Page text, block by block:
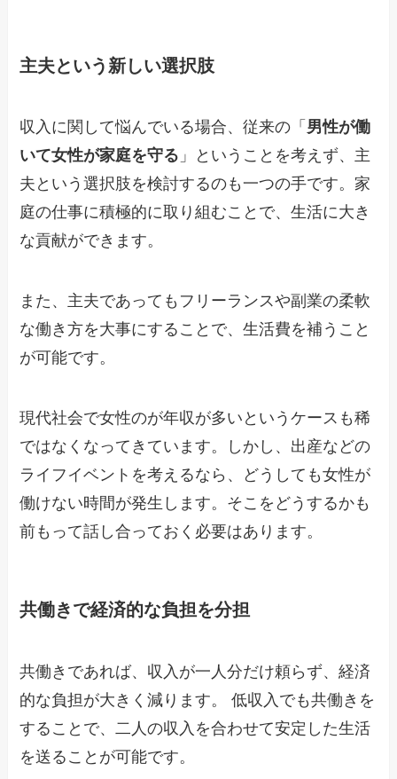
主夫という新しい選択肢
収入に関して悩んでいる場合、従来の「 男性が働
いて女性が家庭を守る 」ということを考えず、主
夫という選択肢を検討するのも一つの手です。家
庭の仕事に積極的に取り組むことで、生活に大き
な貢献ができます。
また、主夫であってもフリーランスや副業の柔軟
な働き方を大事にすることで、生活費を補うこと
が可能です。
現代社会で女性のが年収が多いというケースも稀
ではなくなってきています。しかし、出産などの
ライフイベントを考えるなら、どうしても女性が
働けない時間が発生します。そこをどうするかも
前もって話し合っておく必要はあります。
共働きで経済的な負担を分担
共働きであれば、収入が一人分だけ頼らず、経済
的な負担が大きく減ります。 低収入でも共働きを
することで、二人の収入を合わせて安定した生活
を送ることが可能です。